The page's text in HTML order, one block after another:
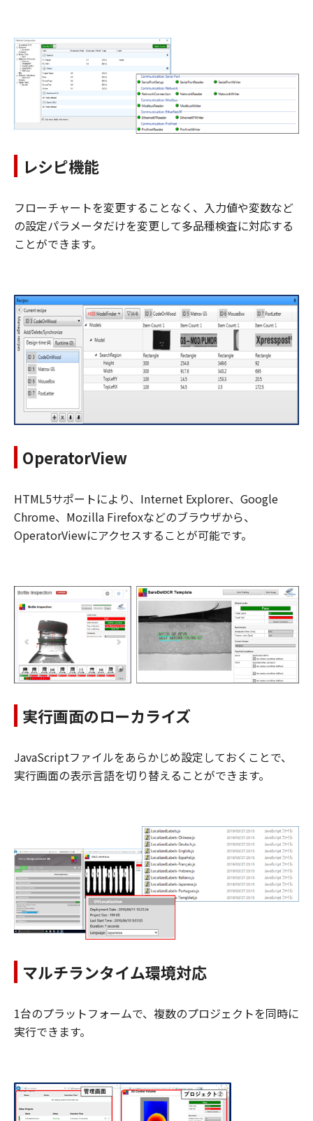
レシピ機能
フローチャートを変更することなく、入力値や変数など
の設定パラメータだけを変更して多品種検査に対応する
ことができます。
OperatorView
HTML5サポートにより、Internet Explorer、Google
Chrome、Mozilla Firefoxなどのブラウザから、
OperatorViewにアクセスすることが可能です。
実行画面のローカライズ
JavaScriptファイルをあらかじめ設定しておくことで、
実行画面の表示言語を切り替えることができます。
マルチランタイム環境対応
1台のプラットフォームで、複数のプロジェクトを同時に
実行できます。